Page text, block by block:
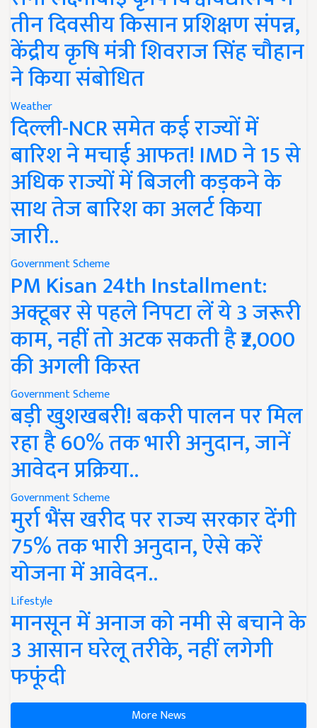
तीन दिवसीय किसान प्रशिक्षण संपन्न,
केंद्रीय कृषि मंत्री शिवराज सिंह चौहान
ने किया संबोधित
Weather
दिल्ली-NCR समेत कई राज्यों में
बारिश ने मचाई आफत! IMD ने 15 से
अधिक राज्यों में बिजली कड़कने के
साथ तेज बारिश का अलर्ट किया
जारी..
Government Scheme
PM Kisan 24th Installment:
अक्टूबर से पहले निपटा लें ये 3 जरूरी
काम, नहीं तो अटक सकती है ₹2,000
की अगली किस्त
Government Scheme
बड़ी खुशखबरी! बकरी पालन पर मिल
रहा है 60% तक भारी अनुदान, जानें
आवेदन प्रक्रिया..
Government Scheme
मुर्रा भैंस खरीद पर राज्य सरकार देंगी
75% तक भारी अनुदान, ऐसे करें
योजना में आवेदन..
Lifestyle
मानसून में अनाज को नमी से बचाने के
3 आसान घरेलू तरीके, नहीं लगेगी
फफूंदी
More News